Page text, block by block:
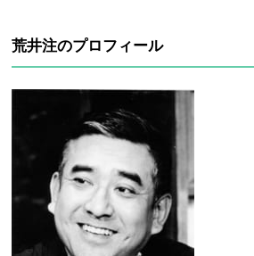
荒井注のプロフィール